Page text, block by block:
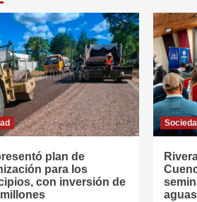
plan de
para los
con inversión de